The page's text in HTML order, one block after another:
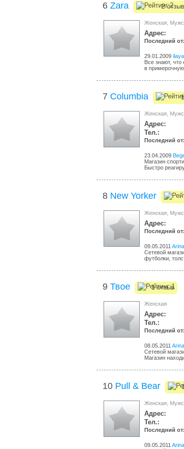
6 Zara 2
Женская
Адрес:
Последний
29.01.2009 ilaya
Все знают,
в
7 Columbia 1
Женская
Адрес:
Тел.:
Последний
23.04.2009
Магазин
Быстро
8 New Yorker
Женская
Адрес:
Последний
09.05.2011 Arina
Сетевой
футболки,
9 Твое 1 отзыв
Женская
Адрес:
Тел.:
Последний
08.05.2011 Arina
Сетевой
Магазин
10 Pull & Bear
Женская
Адрес:
Тел.:
Последний
09.05.2011 Arina